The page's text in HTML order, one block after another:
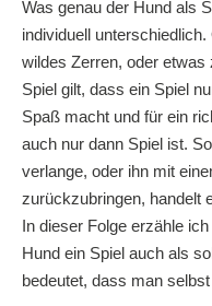
Was genau der Hund als
individuell
wildes Zerren, oder
Spiel gilt, dass ein Spiel
Spaß macht und für ein
auch nur dann Spiel ist.
verlange, oder ihn mit
zurückzubringen, handelt
In dieser Folge erzähle
Hund ein Spiel auch als
bedeutet, dass man